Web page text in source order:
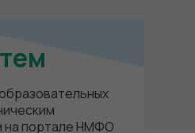
на портале НМФО